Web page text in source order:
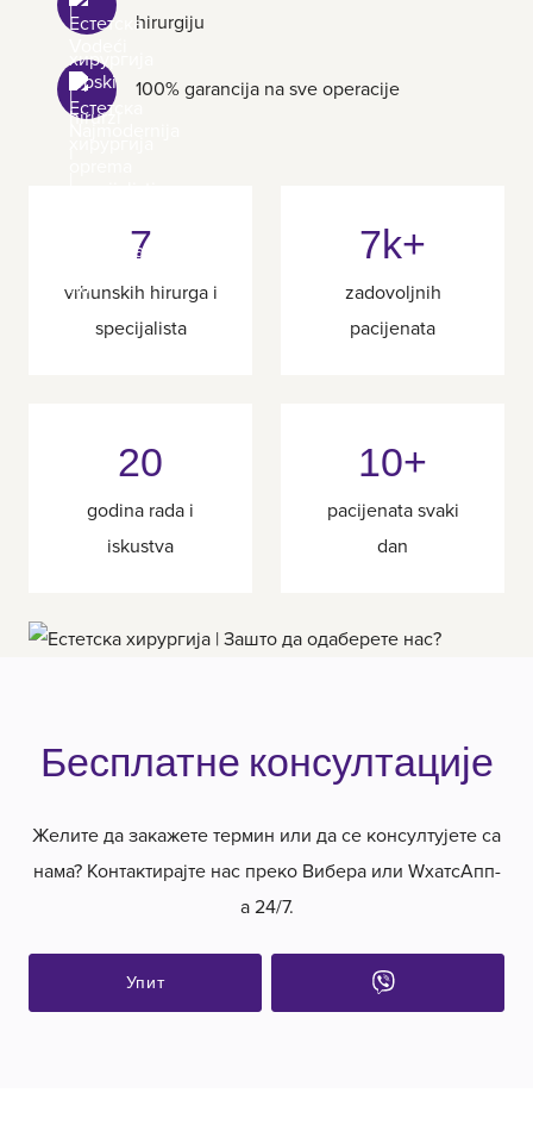
hirurgiju
100% garancija na sve operacije
7
vrhunskih hirurga i
specijalista
7k+
zadovoljnih
pacijenata
20
godina rada i
iskustva
10+
pacijenata svaki
dan
Бесплатне консултације
Желите да закажете термин или да се консултујете са
нама? Контактирајте нас преко Вибера или WхатсАпп-
а 24/7.
Упит